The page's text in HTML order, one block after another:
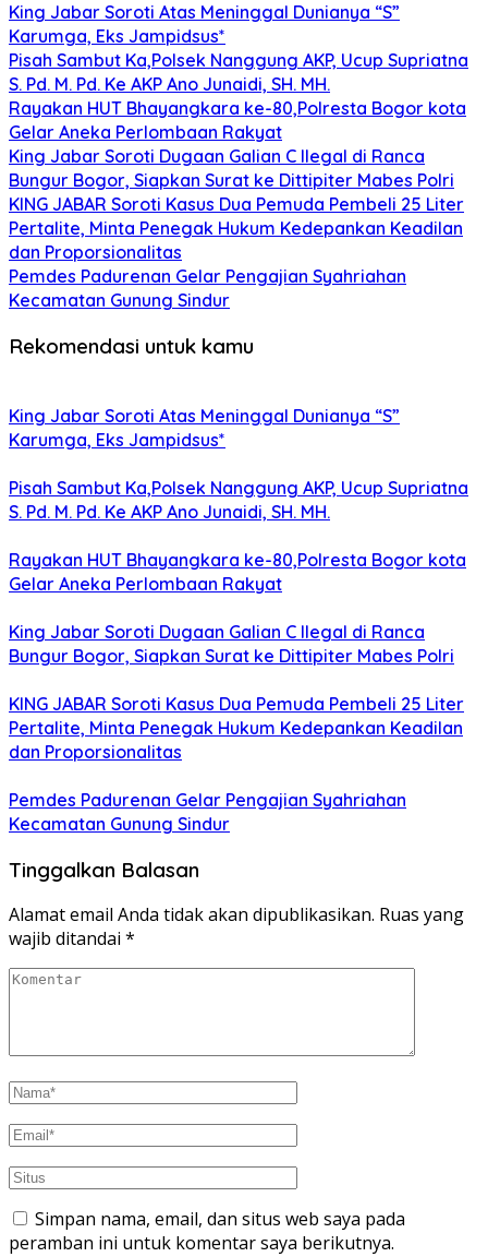
King Jabar Soroti Atas Meninggal Dunianya “S”
Karumga, Eks Jampidsus*
Pisah Sambut Ka,Polsek Nanggung AKP, Ucup Supriatna
S. Pd. M. Pd. Ke AKP Ano Junaidi, SH. MH.
Rayakan HUT Bhayangkara ke-80,Polresta Bogor kota
Gelar Aneka Perlombaan Rakyat
King Jabar Soroti Dugaan Galian C Ilegal di Ranca
Bungur Bogor, Siapkan Surat ke Dittipiter Mabes Polri
KING JABAR Soroti Kasus Dua Pemuda Pembeli 25 Liter
Pertalite, Minta Penegak Hukum Kedepankan Keadilan
dan Proporsionalitas
Pemdes Padurenan Gelar Pengajian Syahriahan
Kecamatan Gunung Sindur
Rekomendasi untuk kamu
King Jabar Soroti Atas Meninggal Dunianya “S”
Karumga, Eks Jampidsus*
Pisah Sambut Ka,Polsek Nanggung AKP, Ucup Supriatna
S. Pd. M. Pd. Ke AKP Ano Junaidi, SH. MH.
Rayakan HUT Bhayangkara ke-80,Polresta Bogor kota
Gelar Aneka Perlombaan Rakyat
King Jabar Soroti Dugaan Galian C Ilegal di Ranca
Bungur Bogor, Siapkan Surat ke Dittipiter Mabes Polri
KING JABAR Soroti Kasus Dua Pemuda Pembeli 25 Liter
Pertalite, Minta Penegak Hukum Kedepankan Keadilan
dan Proporsionalitas
Pemdes Padurenan Gelar Pengajian Syahriahan
Kecamatan Gunung Sindur
Tinggalkan Balasan
Alamat email Anda tidak akan dipublikasikan. Ruas yang
wajib ditandai *
Simpan nama, email, dan situs web saya pada
peramban ini untuk komentar saya berikutnya.